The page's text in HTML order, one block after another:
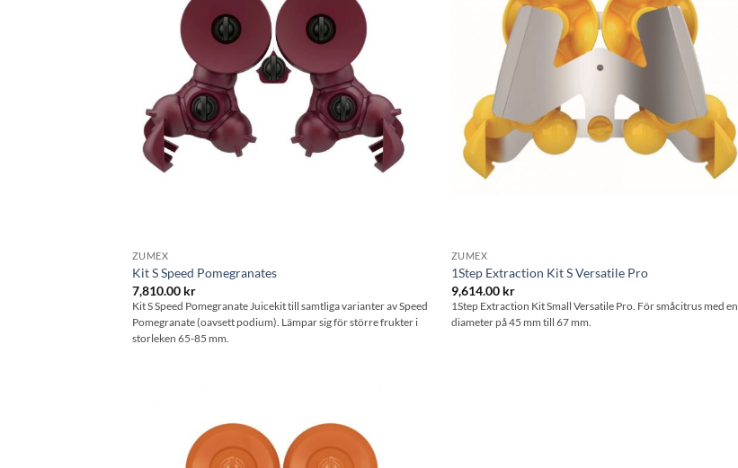
ZUMEX
Kit S Speed Pomegranates
7,810.00 kr
Kit S Speed Pomegranate Juicekit till samtliga varianter av Speed
Pomegranate (oavsett podium). Lämpar sig för större frukter i
storleken 65-85 mm.
ZUMEX
1Step Extraction Kit S Versatile Pro
9,614.00 kr
1Step Extraction Kit Small Versatile Pro. För småcitrus med en
diameter på 45 mm till 67 mm.
önskelistan